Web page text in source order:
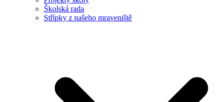
Školská rada
Střípky z našeho mraveniště